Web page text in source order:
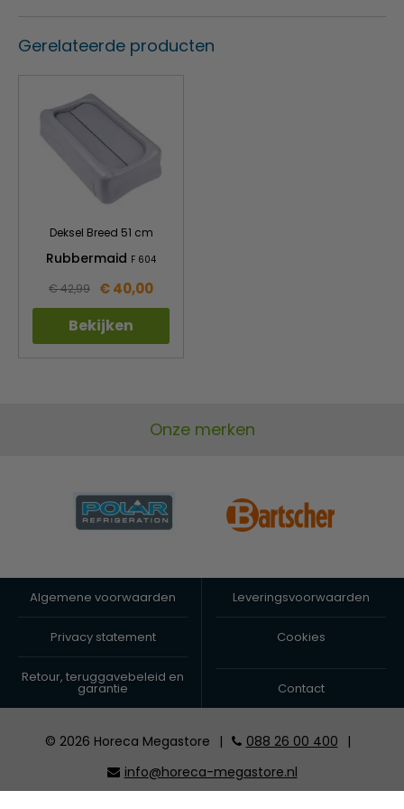
Optie: deksels, wielen
Gerelateerde producten
Deksel Breed 51 cm
Rubbermaid F 604
€ 42,99 € 40,00
Bekijken
Onze merken
Algemene voorwaarden Leveringsvoorwaarden
Privacy statement Cookies
Retour, teruggavebeleid en
garantie Contact
© 2026 Horeca Megastore | 088 26 00 400
|
info@horeca-megastore.nl